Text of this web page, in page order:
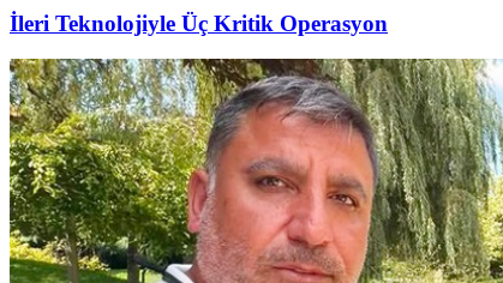
İleri Teknolojiyle Üç Kritik Operasyon